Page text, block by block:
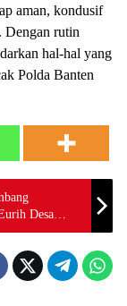
aman, kondusif
Dengan rutin
hal-hal yang
Polda Banten
Desa